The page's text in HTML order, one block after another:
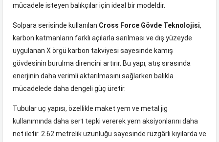
mücadele isteyen balıkçılar için ideal bir modeldir.
Solpara serisinde kullanılan Cross Force Gövde Teknolojisi,
karbon katmanların farklı açılarla sarılması ve dış yüzeyde
uygulanan X örgü karbon takviyesi sayesinde kamış
gövdesinin burulma direncini artırır. Bu yapı, atış sırasında
enerjinin daha verimli aktarılmasını sağlarken balıkla
mücadelede daha dengeli güç üretir.
Tubular uç yapısı, özellikle maket yem ve metal jig
kullanımında daha sert tepki vererek yem aksiyonlarını daha
net iletir. 2.62 metrelik uzunluğu sayesinde rüzgârlı kıyılarda ve